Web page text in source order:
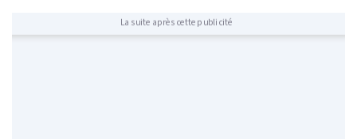
La suite après cette publicité